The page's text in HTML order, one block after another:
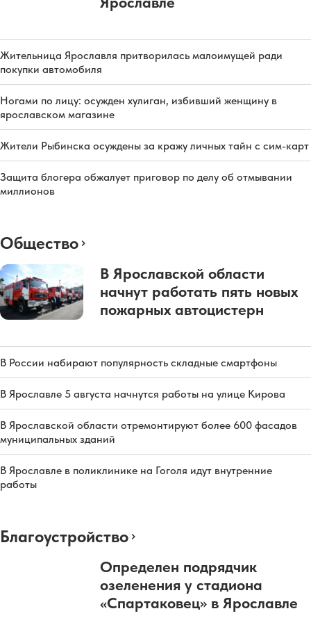
Жительница Ярославля притворилась малоимущей ради
покупки автомобиля
Ногами по лицу: осужден хулиган, избивший женщину в
ярославском магазине
Жители Рыбинска осуждены за кражу личных тайн с сим-карт
Защита блогера обжалует приговор по делу об отмывании
миллионов
Общество
В Ярославской области
начнут работать пять новых
пожарных автоцистерн
В России набирают популярность складные смартфоны
В Ярославле 5 августа начнутся работы на улице Кирова
В Ярославской области отремонтируют более 600 фасадов
муниципальных зданий
В Ярославле в поликлинике на Гоголя идут внутренние
работы
Благоустройство
Определен подрядчик
озеленения у стадиона
«Спартаковец» в Ярославле